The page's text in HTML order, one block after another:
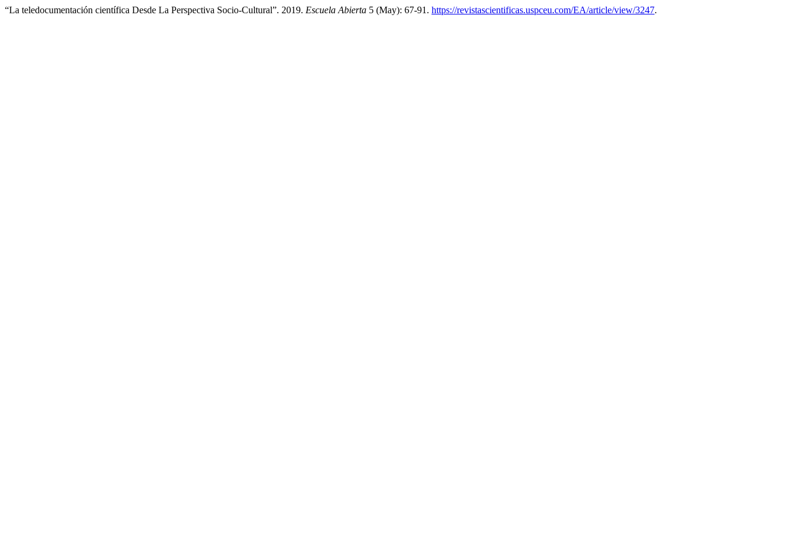
“La teledocumentación científica Desde La Perspectiva Socio-Cultural”. 2019. Escuela Abierta 5 (May): 67-91. https://revistascientificas.uspceu.com/EA/article/view/3247.